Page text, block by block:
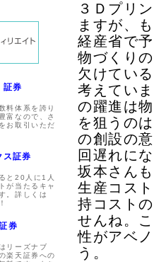
３Ｄプリ
ますが、
経産省で
物づくり
欠けてい
考えてい
の躍進は
を狙うの
の創設の
回遅れに
坂本さん
生産コス
持コスト
せんね。
性がアベ
う。
証券
料体系を誇り
富なので、さ
お取引いただ
ス証券
と20人に1人
が当たるキャ
。詳しくは
券
リーズナブ
楽天証券への